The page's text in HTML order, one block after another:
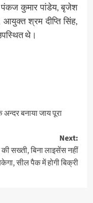
पंकज कुमार पांडेय, बृजेश
श्रम दीप्ति सिंह,
थे।
बनाया जाय पूरा
Next:
सख्ती, बिना लाइसेंस नहीं
सील पैक में होगी बिक्री